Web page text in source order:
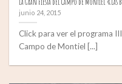
junio 24, 2015
Click para ver el programa
Campo de Montiel [...]